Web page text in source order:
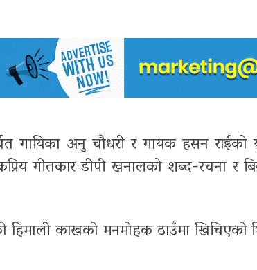
गायिका अनु चौधरी र गायक हसन
गीतकार डीपी खनालको शब्द-रचना र
हिमाली काखको मनमोहक ठाउँमा